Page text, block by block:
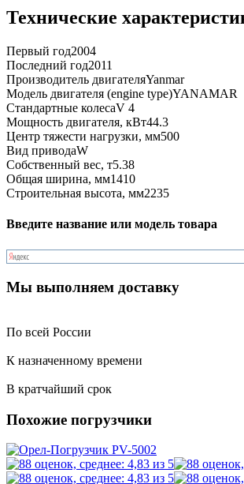
Технические
Первый год2004
Последний год2011
Производитель двигателяYanmar
Модель двигателя (engine type)YANAMAR
Стандартные колесаV 4
Мощность двигателя, кВт44.3
Центр тяжести нагрузки, мм500
Вид приводаW
Собственный вес, т5.38
Общая ширина, мм1410
Строительная высота, мм2235
Введите название или модель товара
Мы выполняем доставку
По всей России
К назначенному времени
В кратчайший срок
Похожие погрузчики